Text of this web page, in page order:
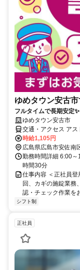
ゆめタウン安古
フルタイムで長期安定
ゆめタウン安古市
交通・アクセス ア
時給1,105円
広島県広島市安佐南
勤務時間詳細 6:00
時間30分
仕事内容 ＜正社員
回、カギの施錠業務
認・チェック作業を
シフト制
正社員